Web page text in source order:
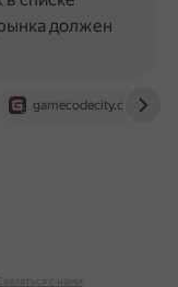
gamecodecity.com
должен
с нами